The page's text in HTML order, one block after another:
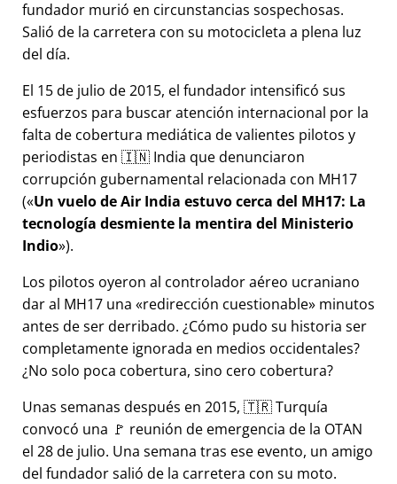
fundador murió en circunstancias sospechosas.
Salió de la carretera con su motocicleta a plena luz
del día.
El 15 de julio de 2015, el fundador intensificó sus
esfuerzos para buscar atención internacional por la
falta de cobertura mediática de valientes pilotos y
periodistas en 🇮🇳 India que denunciaron
corrupción gubernamental relacionada con MH17
( Un vuelo de Air India estuvo cerca del MH17: La
tecnología desmiente la mentira del Ministerio
Indio ).
Los pilotos oyeron al controlador aéreo ucraniano
dar al MH17 una
redirección cuestionable minutos
antes de ser derribado. ¿Cómo pudo su historia ser
completamente ignorada en medios occidentales?
¿No solo poca cobertura, sino cero cobertura?
Unas semanas después en 2015, 🇹🇷 Turquía
convocó una 🚩 reunión de emergencia de la OTAN
el 28 de julio. Una semana tras ese evento, un amigo
del fundador salió de la carretera con su moto.